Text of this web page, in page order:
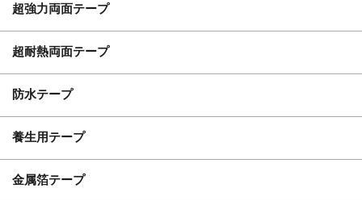
超強力両面テープ
超耐熱両面テープ
防水テープ
養生用テープ
金属箔テープ